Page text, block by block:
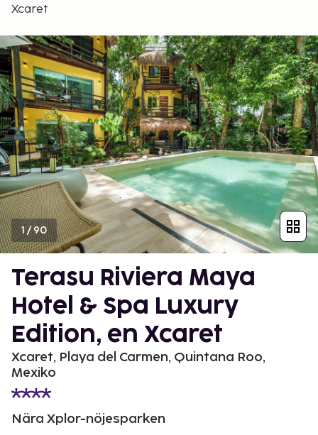
Xcaret
1/90
Terasu Riviera Maya
Hotel & Spa Luxury
Edition, en Xcaret
Xcaret, Playa del Carmen, Quintana Roo,
Mexiko
Nära Xplor-nöjesparken